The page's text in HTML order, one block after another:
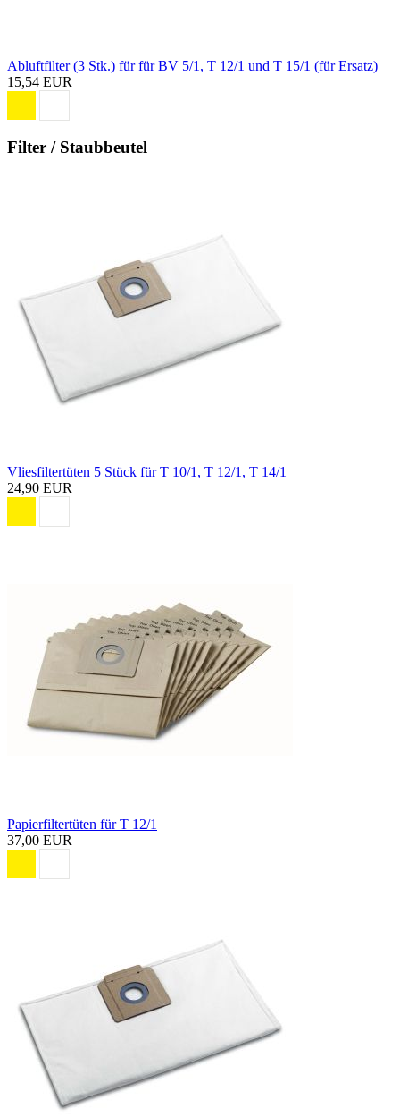
Abluftfilter (3 Stk.) für für BV 5/1, T 12/1 und T 15/1 (für Ersatz)
15,54 EUR
Filter / Staubbeutel
Vliesfiltertüten 5 Stück für T 10/1, T 12/1, T 14/1
24,90 EUR
Papierfiltertüten für T 12/1
37,00 EUR